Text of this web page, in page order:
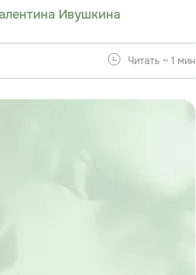
Ивушкина
Читать ~ 1 мин